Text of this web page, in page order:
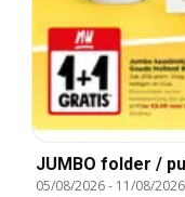
JUMBO folder /
05/08/2026- 11/08/2026